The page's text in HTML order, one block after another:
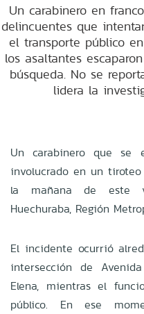
Un carabinero en
delincuentes que
el transporte público
los asaltantes
búsqueda. No se
lidera la
Un carabinero que se
involucrado en un
la mañana de este
Huechuraba, Región
El incidente ocurrió
intersección de
Elena, mientras el
público. En ese